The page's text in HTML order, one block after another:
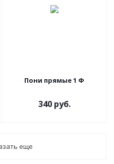
Пони прямые 1 Ф
340 руб.
еще